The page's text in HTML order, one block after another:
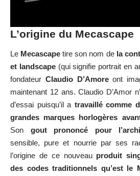
L’origine du Mecascape
Le Mecascape tire son nom de la
et landscape(qui signifie portrait en
fondateur Claudio D’Amoreont
maintenant 12 ans. Claudio D’Amor
d’essai puisqu’il a travaillé comme
grandes marques horlogères
Son gout prononcé pour
sensible, pure et nourrie par ses
l’origine de ce nouveau produit
des codes traditionnels qu’est le